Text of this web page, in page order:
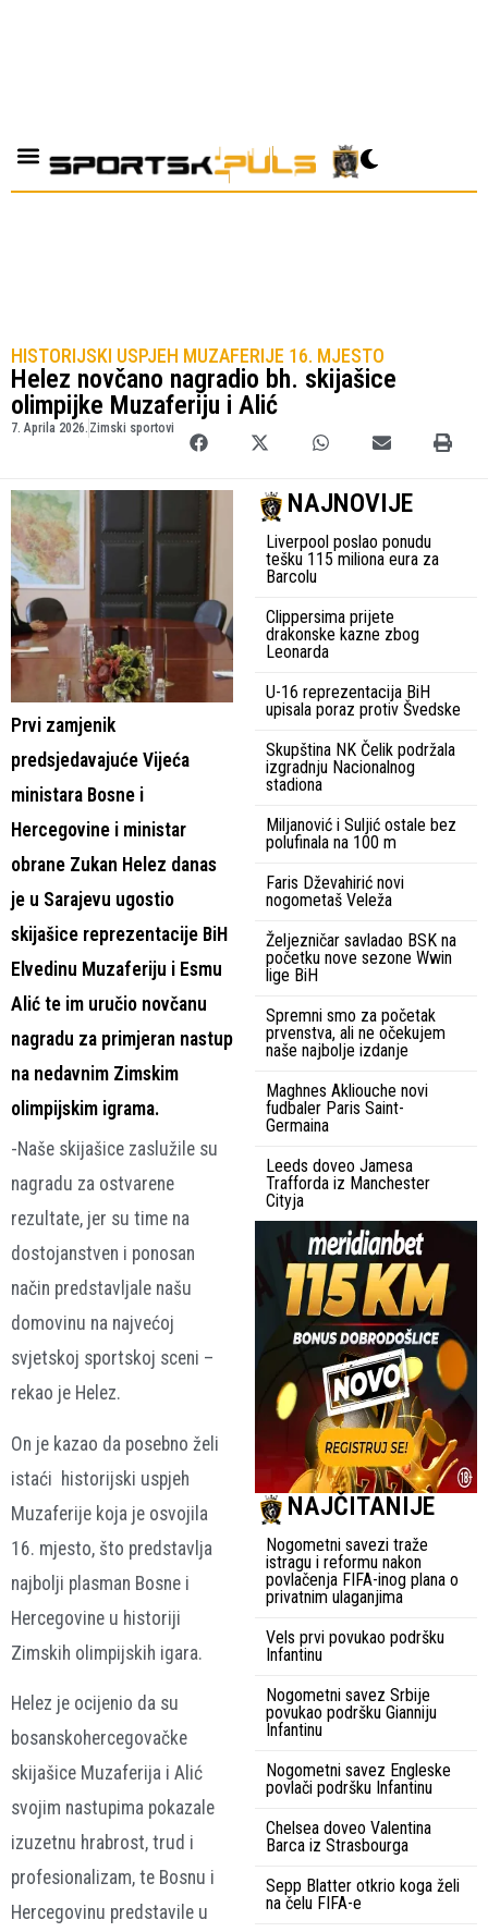
HISTORIJSKI USPJEH MUZAFERIJE 16. MJESTO
Helez novčano nagradio bh. skijašice
olimpijke Muzaferiju i Alić
7. Aprila 2026. Zimski sportovi
Prvi zamjenik
predsjedavajuće Vijeća
ministara Bosne i
Hercegovine i ministar
obrane Zukan Helez danas
je u Sarajevu ugostio
skijašice reprezentacije BiH
Elvedinu Muzaferiju i Esmu
Alić te im uručio novčanu
nagradu za primjeran nastup
na nedavnim Zimskim
olimpijskim igrama.
-Naše skijašice zaslužile su
nagradu za ostvarene
rezultate, jer su time na
dostojanstven i ponosan
način predstavljale našu
domovinu na najvećoj
svjetskoj sportskoj sceni –
rekao je Helez.
On je kazao da posebno želi
istaći historijski uspjeh
Muzaferije koja je osvojila
16. mjesto, što predstavlja
najbolji plasman Bosne i
Hercegovine u historiji
Zimskih olimpijskih igara.
Helez je ocijenio da su
bosanskohercegovačke
skijašice Muzaferija i Alić
svojim nastupima pokazale
izuzetnu hrabrost, trud i
profesionalizam, te Bosnu i
Hercegovinu predstavile u
NAJNOVIJE
Liverpool poslao ponudu
tešku 115 miliona eura za
Barcolu
Clippersima prijete
drakonske kazne zbog
Leonarda
U-16 reprezentacija BiH
upisala poraz protiv Švedske
Skupština NK Čelik podržala
izgradnju Nacionalnog
stadiona
Miljanović i Suljić ostale bez
polufinala na 100 m
Faris Dževahirić novi
nogometaš Veleža
Željezničar savladao BSK na
početku nove sezone Wwin
lige BiH
Spremni smo za početak
prvenstva, ali ne očekujem
naše najbolje izdanje
Maghnes Akliouche novi
fudbaler Paris Saint-
Germaina
Leeds doveo Jamesa
Trafforda iz Manchester
Cityja
NAJČITANIJE
Nogometni savezi traže
istragu i reformu nakon
povlačenja FIFA-inog plana o
privatnim ulaganjima
Vels prvi povukao podršku
Infantinu
Nogometni savez Srbije
povukao podršku Gianniju
Infantinu
Nogometni savez Engleske
povlači podršku Infantinu
Chelsea doveo Valentina
Barca iz Strasbourga
Sepp Blatter otkrio koga želi
na čelu FIFA-e